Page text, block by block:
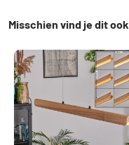
Misschien vind je dit